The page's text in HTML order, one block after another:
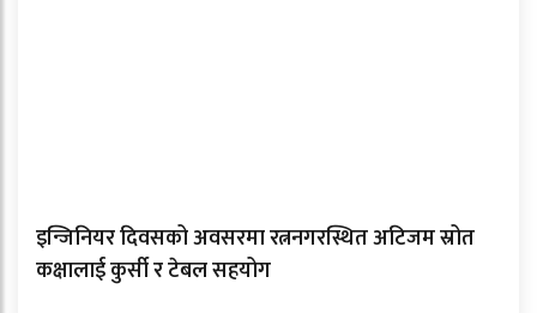
इन्जिनियर दिवसको अवसरमा रत्ननगरस्थित अटिजम स्रोत
कक्षालाई कुर्सी र टेबल सहयोग